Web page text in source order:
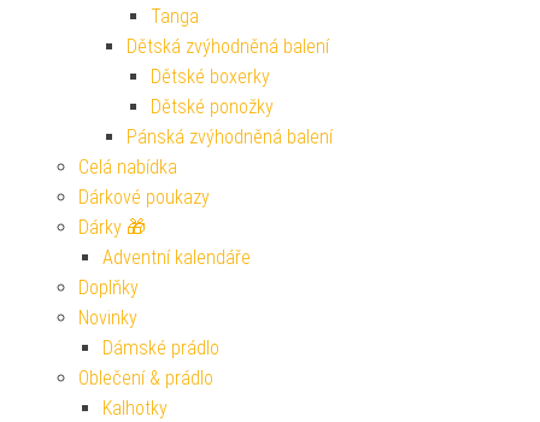
Tanga
Dětská zvýhodněná balení
Dětské boxerky
Dětské ponožky
Pánská zvýhodněná balení
Celá nabídka
Dárkové poukazy
Dárky 🎁
Adventní kalendáře
Doplňky
Novinky
Dámské prádlo
Oblečení & prádlo
Kalhotky